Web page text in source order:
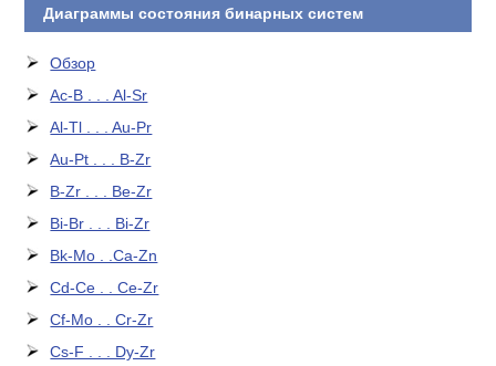
Диаграммы состояния бинарных систем
Обзор
Ac-B . . . Al-Sr
Al-Tl . . . Au-Pr
Au-Pt . . . B-Zr
B-Zr . . . Be-Zr
Bi-Br . . . Bi-Zr
Bk-Mo . .Ca-Zn
Cd-Ce . . Ce-Zr
Cf-Mo . . Cr-Zr
Cs-F . . . Dy-Zr